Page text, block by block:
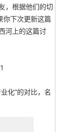
，根据他们的切
你下次更新这篇
河上的这篇讨
化”的对比，名